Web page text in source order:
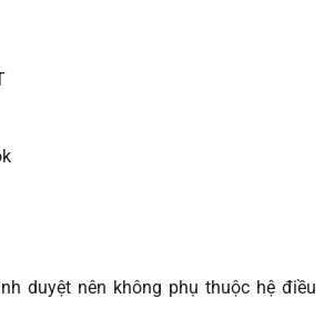
duyệt nên không phụ thuộc hệ điều